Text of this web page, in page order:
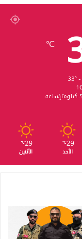
℃
29
℃
الأحد
29
℃
الأثنين